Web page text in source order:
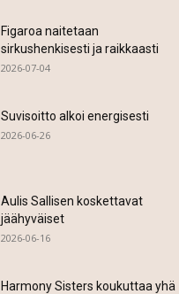
Figaroa naitetaan
sirkushenkisesti ja raikkaasti
2026-07-04
Suvisoitto alkoi energisesti
2026-06-26
Aulis Sallisen koskettavat
jäähyväiset
2026-06-16
Harmony Sisters koukuttaa yhä